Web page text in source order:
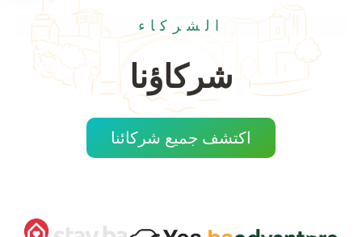
الشركاء
شركاؤنا
اكتشف جميع شركائنا